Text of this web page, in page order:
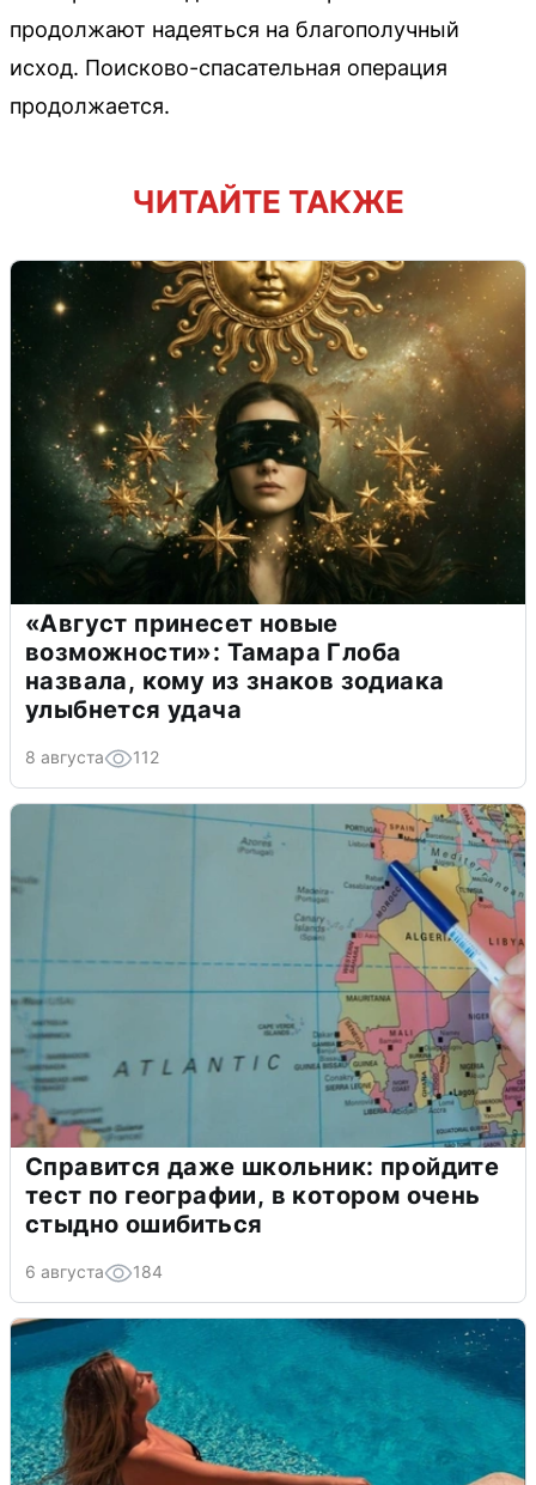
продолжают надеяться на благополучный
исход. Поисково-спасательная операция
продолжается.
ЧИТАЙТЕ ТАКЖЕ
«Август принесет новые
возможности»: Тамара Глоба
назвала, кому из знаков зодиака
улыбнется удача
8 августа 112
Справится даже школьник: пройдите
тест по географии, в котором очень
стыдно ошибиться
6 августа 184